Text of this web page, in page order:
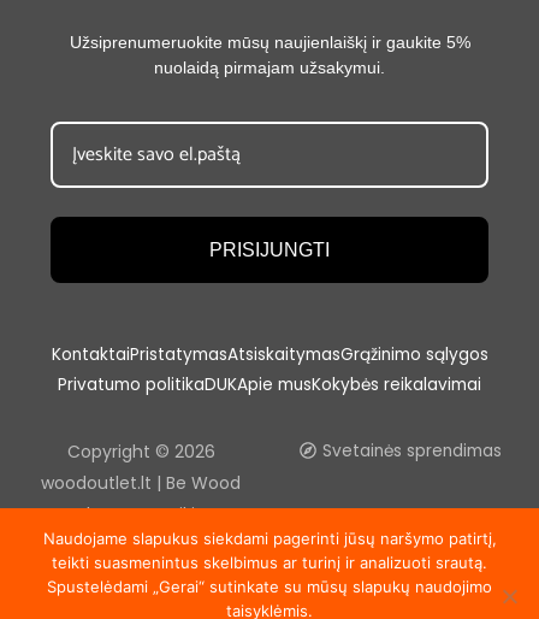
Užsiprenumeruokite mūsų naujienlaiškį ir gaukite 5%
nuolaidą pirmajam užsakymui.
PRISIJUNGTI
KontaktaiPristatymasAtsiskaitymasGrąžinimo sąlygos
Privatumo politikaDUKApie musKokybės reikalavimai
Copyright © 2026
woodoutlet.lt | Be Wood
outlet, UAB sutikimo
draudžiama kopijuoti ir platinti
svetainėje esančią
Svetainės sprendimas
Naudojame slapukus siekdami pagerinti jūsų naršymo patirtį,
teikti suasmenintus skelbimus ar turinį ir analizuoti srautą.
Spustelėdami „Gerai“ sutinkate su mūsų slapukų naudojimo
taisyklėmis.